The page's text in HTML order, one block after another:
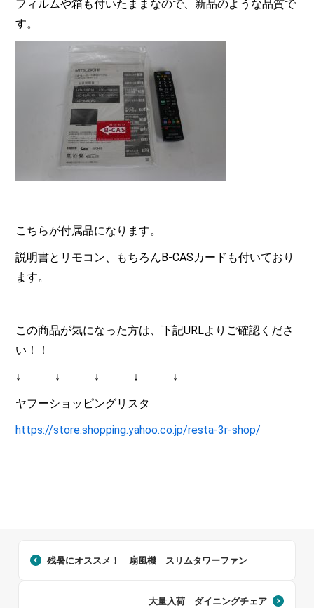
フィルムや箱も付いたままなので、新品のような品質で
す。
こちらが付属品になります。
説明書とリモコン、もちろんB-CASカードも付いており
ます。
この商品が気になった方は、下記URLよりご確認くださ
い！！
↓ ↓ ↓ ↓ ↓
ヤフーショッピングリスタ
https://store.shopping.yahoo.co.jp/resta-3r-shop/
残暑にオススメ！ 扇風機 スリムタワーファン
大量入荷 ダイニングチェア